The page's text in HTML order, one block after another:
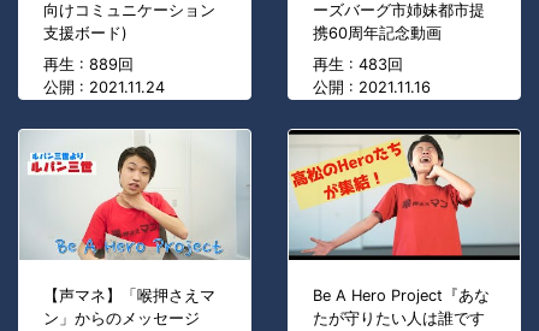
向けコミュニケーション
支援ボード)
再生 : 889回
公開 : 2021.11.24
ーズバーグ市姉妹都市提
携60周年記念動画
再生 : 483回
公開 : 2021.11.16
【声マネ】「喉押さえマ
ン」からのメッセージ
Be A Hero Project『あな
たが守りたい人は誰です